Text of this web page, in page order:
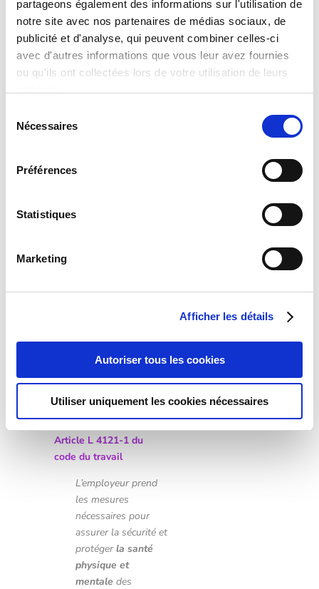
partageons également des informations sur l'utilisation de
notre site avec nos partenaires de médias sociaux, de
publicité et d'analyse, qui peuvent combiner celles-ci
avec d'autres informations que vous leur avez fournies
ou qu'ils ont collectées lors de votre utilisation de leurs
Nécessaires
Préférences
Statistiques
Marketing
Afficher les détails
Autoriser tous les cookies
Utiliser uniquement les cookies nécessaires
d’évaluation de
l’entretien
professionnel
Article L6315-1 du code
du travail
l’entretien
obligatoire entre le
destiné à envisager
Prévenir et
détecter les
Risques Psycho-
Sociaux en
Entreprise
Article L 4121-1 du
code du travail
L’employeur prend
les mesures
nécessaires pour
assurer la sécurité et
protégerla santé
physique et
mentale des